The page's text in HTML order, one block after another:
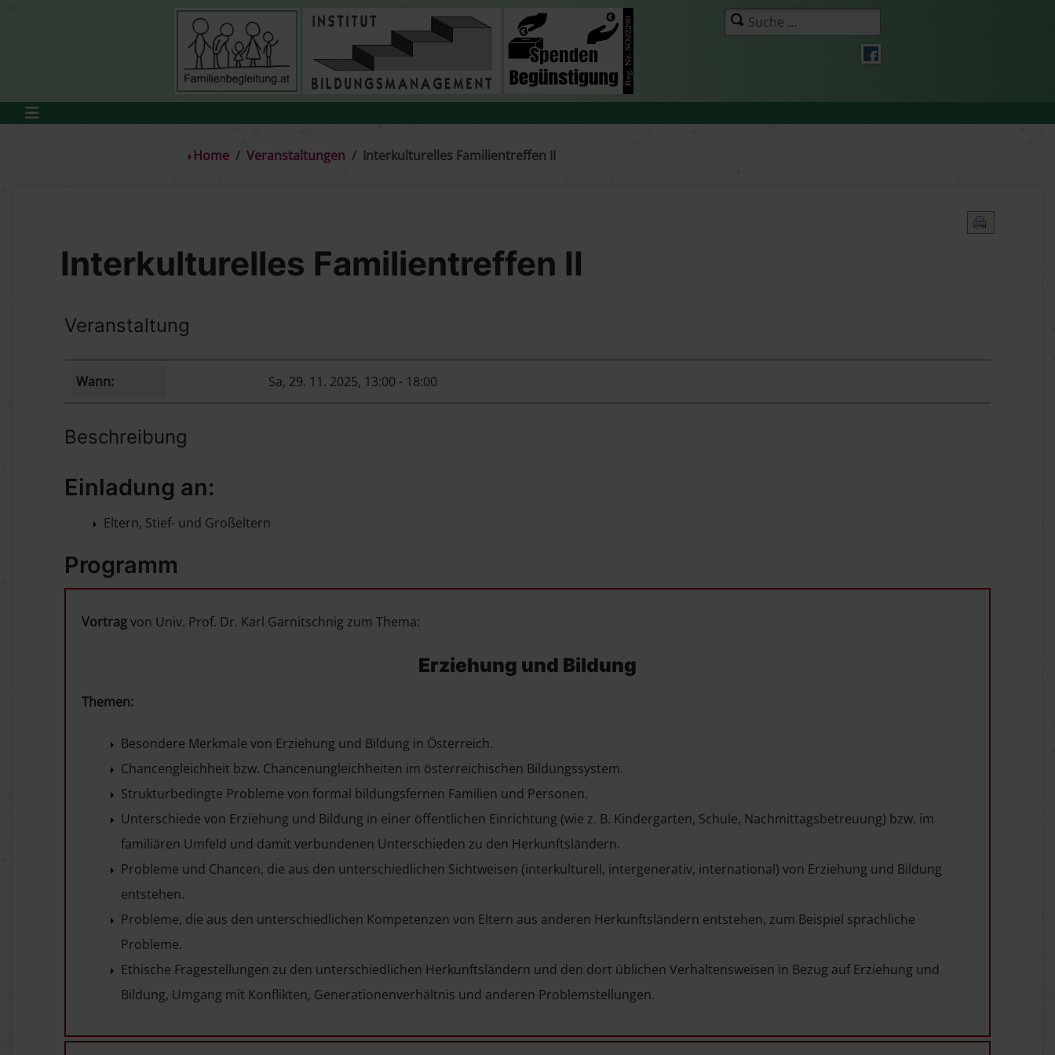
Home Veranstaltungen Interkulturelles Familientreffen II
Interkulturelles Familientreffen II
Veranstaltung
Wann: Sa, 29. 11. 2025, 13:00 - 18:00
Beschreibung
Einladung an:
Eltern, Stief- und Großeltern
Programm
Vortragvon Univ. Prof. Dr. Karl Garnitschnig zum Thema:
Erziehung und Bildung
Themen:
Besondere Merkmale von Erziehung und Bildung in Österreich.
Chancengleichheit bzw. Chancenungleichheiten im österreichischen Bildungssystem.
Strukturbedingte Probleme von formal bildungsfernen Familien und Personen.
Unterschiede von Erziehung und Bildung in einer öffentlichen Einrichtung (wie z. B. Kindergarten, Schule, Nachmittagsbetreuung) bzw. im
familiären Umfeld und damit verbundenen Unterschieden zu den Herkunftsländern.
Probleme und Chancen, die aus den unterschiedlichen Sichtweisen (interkulturell, intergenerativ, international) von Erziehung und Bildung
entstehen.
Probleme, die aus den unterschiedlichen Kompetenzen von Eltern aus anderen Herkunftsländern entstehen, zum Beispiel sprachliche
Probleme.
Ethische Fragestellungen zu den unterschiedlichen Herkunftsländern und den dort üblichen Verhaltensweisen in Bezug auf Erziehung und
Bildung, Umgang mit Konflikten, Generationenverhältnis und anderen Problemstellungen.